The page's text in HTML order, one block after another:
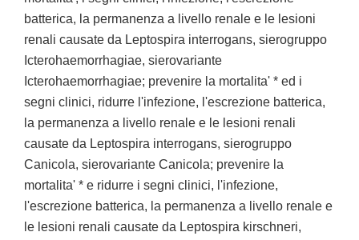
batterica, la permanenza a livello renale e le lesioni
renali causate da Leptospira interrogans, sierogruppo
Icterohaemorrhagiae, sierovariante
Icterohaemorrhagiae; prevenire la mortalita' * ed i
segni clinici, ridurre l'infezione, l'escrezione batterica,
la permanenza a livello renale e le lesioni renali
causate da Leptospira interrogans, sierogruppo
Canicola, sierovariante Canicola; prevenire la
mortalita' * e ridurre i segni clinici, l'infezione,
l'escrezione batterica, la permanenza a livello renale e
le lesioni renali causate da Leptospira kirschneri,